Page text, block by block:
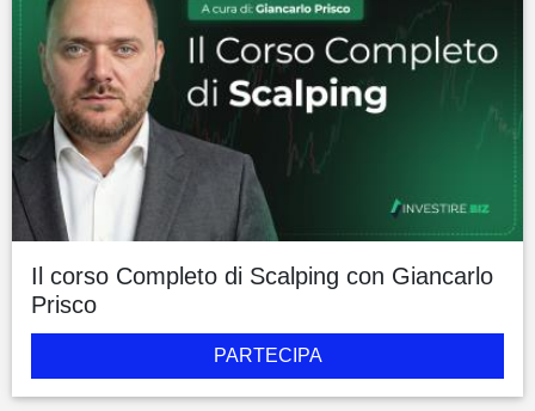
Il corso Completo di Scalping con Giancarlo
Prisco
PARTECIPA